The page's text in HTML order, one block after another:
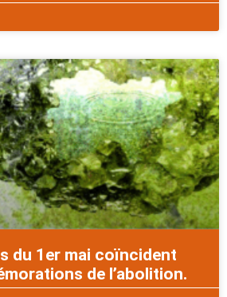
du 1er mai coïncident
de l’abolition.